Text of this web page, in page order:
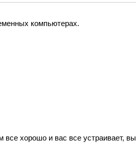
компьютерах.
хорошо и вас все устраивает, вы